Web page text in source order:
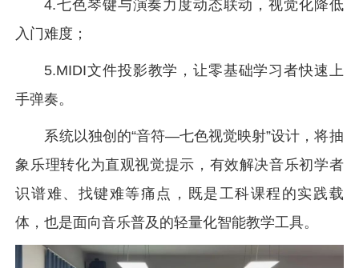
4.七色琴键与演奏力度动态联动，视觉化降低
入门难度；
5.MIDI文件投影教学，让零基础学习者快速上
手弹奏。
系统以独创的“音符—七色视觉映射”设计，将抽
象乐理转化为直观视觉提示，有效解决音乐初学者
识谱难、找键难等痛点，既是工科课程的实践载
体，也是面向音乐普及的轻量化智能教学工具。